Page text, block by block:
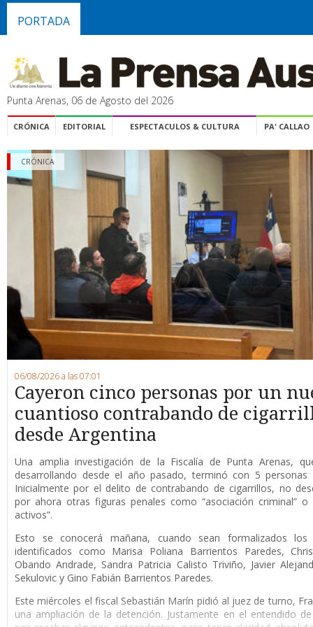
PORTADA
Punta Arenas, 06 de Agosto del 2026
CRÓNICA EDITORIAL ESPECTACULOS & CULTURA PA' CALLAO
CRÓNICA
06/08/2026 a las 07:01
Cayeron cinco personas por un
cuantioso contrabando de
desde Argentina
Una amplia investigación de la Fiscalía de Punta Arenas,
desarrollando desde el año pasado, terminó con 5 personas
Inicialmente por el delito de contrabando de cigarrillos, no
por ahora otras figuras penales como “asociación criminal” o
activos”.
Esto se conocerá mañana, cuando sean formalizados los
identificados como Marisa Poliana Barrientos Paredes,
Obando Andrade, Sandra Patricia Calisto Triviño, Javier
Sekulovic y Gino Fabián Barrientos Paredes.
Este miércoles el fiscal Sebastián Marín pidió al juez de turno,
una ampliación de la detención. Justamente en el entendido